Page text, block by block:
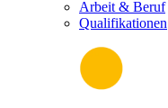
Arbeit & Beruf
Qualifikationen